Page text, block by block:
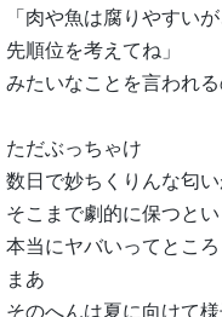
「肉や魚は腐りやすい
先順位を考えてね」
みたいなことを言われる
ただぶっちゃけ
数日で妙ちくりんな匂
そこまで劇的に保つと
本当にヤバいってとこ
まあ
そのへんは夏に向けて様